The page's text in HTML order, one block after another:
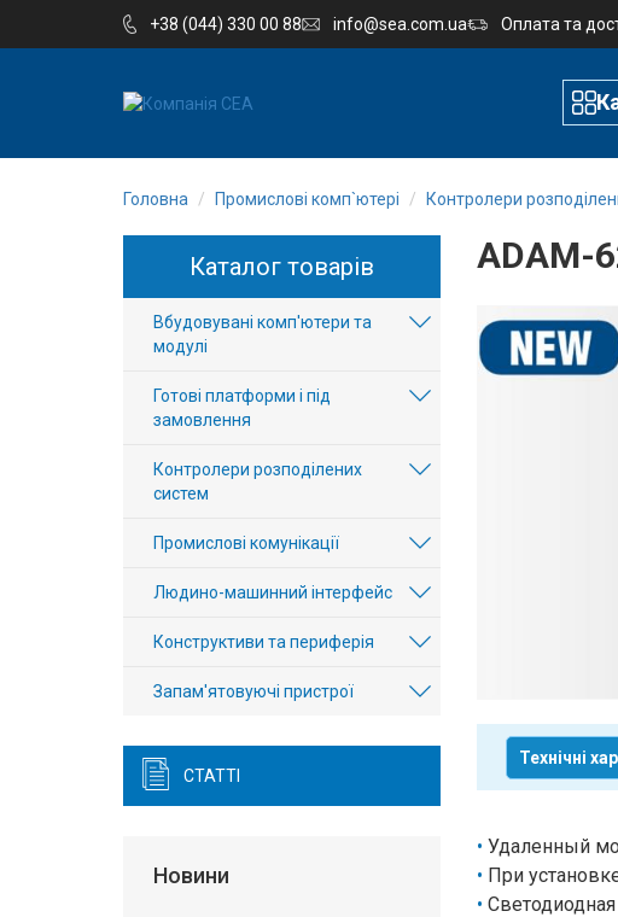
+38 (044) 330 00 88 info@sea.com.ua Оплата та
Компанія
Виробництво
Послуги
авторизація
Доставка
Підтримка
Головна Промислові комп`ютері Контролери
ADAM-
Технічні
Удаленный
При
Каталог товарів
Вбудовувані комп'ютери та
модулі
Готові платформи і під
замовлення
Контролери розподілених
систем
Промислові комунікації
Людино-машинний інтерфейс
Конструктиви та периферія
Запам'ятовуючі пристрої
СТАТТІ
Новини